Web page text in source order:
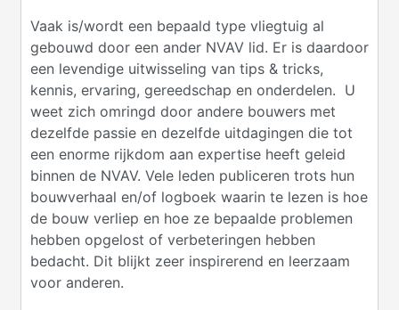
Vaak is/wordt een bepaald type vliegtuig al
gebouwd door een ander NVAV lid. Er is daardoor
een levendige uitwisseling van tips & tricks,
kennis, ervaring, gereedschap en onderdelen. U
weet zich omringd door andere bouwers met
dezelfde passie en dezelfde uitdagingen die tot
een enorme rijkdom aan expertise heeft geleid
binnen de NVAV. Vele leden publiceren trots hun
bouwverhaal en/of logboek waarin te lezen is hoe
de bouw verliep en hoe ze bepaalde problemen
hebben opgelost of verbeteringen hebben
bedacht. Dit blijkt zeer inspirerend en leerzaam
voor anderen.